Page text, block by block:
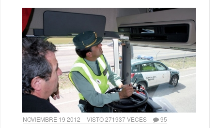
NOVIEMBRE 19 2012 VISTO 271937 VECES 95